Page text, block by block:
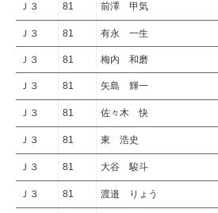
Ｊ３ 81 前澤 甲気
Ｊ３ 81 有永 一生
Ｊ３ 81 梅内 和磨
Ｊ３ 81 矢島 輝一
Ｊ３ 81 佐々木 快
Ｊ３ 81 東 浩史
Ｊ３ 81 大谷 駿斗
Ｊ３ 81 渡邉 りょう